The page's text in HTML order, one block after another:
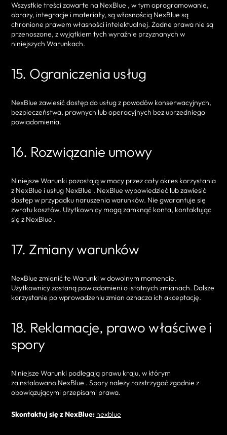
Wszystkie treści zawarte na NexBlue , w tym oprogramowanie,
obrazy, integracje i materiały, są własnością NexBlue są
chronione prawem własności intelektualnej. Żadne prawa nie są
przenoszone, z wyjątkiem tych wyraźnie przyznanych w
niniejszych Warunkach.
15. Ograniczenia usług
NexBlue zawiesić dostęp do usług z powodów konserwacyjnych,
bezpieczeństwa, prawnych lub operacyjnych bez uprzedniego
powiadomienia.
16. Rozwiązanie umowy
Niniejsze Warunki pozostają w mocy przez cały okres korzystania
z NexBlue i usług NexBlue . NexBlue wypowiedzieć lub zawiesić
dostęp w przypadku naruszenia warunków. Nie gwarantuje się
zwrotu kosztów. Użytkownicy mogą zamknąć konta, kontaktując
się z NexBlue .
17. Zmiany warunków
NexBlue zmienić te Warunki w dowolnym momencie.
Użytkownicy zostaną powiadomieni o istotnych zmianach. Dalsze
korzystanie po wprowadzeniu zmian oznacza ich akceptację.
18. Reklamacje, prawo właściwe i
spory
Niniejsze Warunki podlegają prawu kraju, w którym
zainstalowano NexBlue . Spory należy rozstrzygać zgodnie z
obowiązującymi przepisami prawa.
Skontaktuj się z NexBlue: nexblue